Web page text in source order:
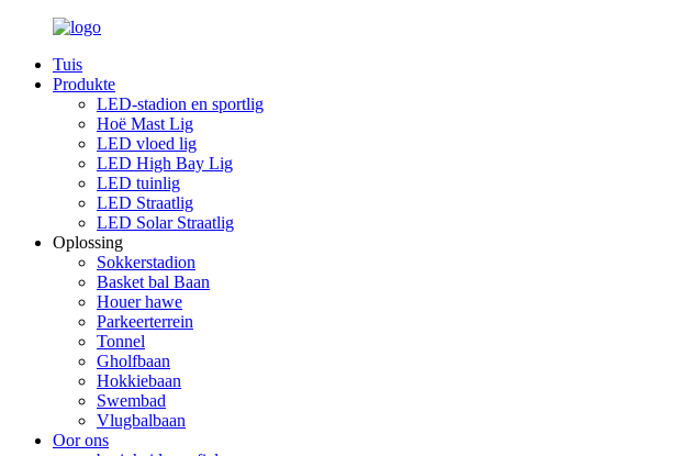
Tuis
Produkte
LED-stadion en sportlig
Hoë Mast Lig
LED vloed lig
LED High Bay Lig
LED tuinlig
LED Straatlig
LED Solar Straatlig
Oplossing
Sokkerstadion
Basket bal Baan
Houer hawe
Parkeerterrein
Tonnel
Gholfbaan
Hokkiebaan
Swembad
Vlugbalbaan
Oor ons